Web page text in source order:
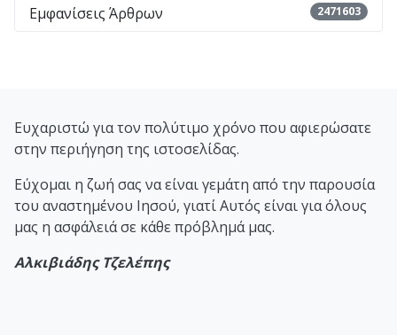
Εμφανίσεις Άρθρων 2471603
Ευχαριστώ για τον πολύτιμο χρόνο που αφιερώσατε
στην περιήγηση της ιστοσελίδας.
Εύχομαι η ζωή σας να είναι γεμάτη από την παρουσία
του αναστημένου Ιησού, γιατί Αυτός είναι για όλους
μας η ασφάλειά σε κάθε πρόβλημά μας.
Αλκιβιάδης Τζελέπης